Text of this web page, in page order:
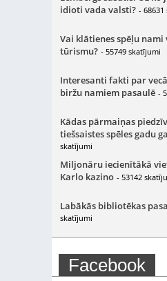
idioti vada valsti? -
Vai klātienes spēļu nami
tūrismu? - 55749 skatījumi
Interesanti fakti par
biržu namiem pasaulē -
Kādas pārmaiņas
tiešsaistes spēles gadu
skatījumi
Miljonāru iecienītākā
Karlo kazino - 53142
Labākās bibliotēkas
skatījumi
Facebook